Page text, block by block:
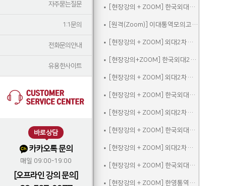
자주묻는질문
1:1문의
전화문의안내
유용한사이트
바로상담
카카오톡 문의
매일 09:00-19:00
[오프라인 강의 문의]
[현장강의 + ZOOM] 한국외대2차실전통역모의고사A
[원격(Zoom)] 이대통역모의고사B
[현장강의 + ZOOM] 외대2차모의고사A
[현장강의+ZOOM] 한국외대2차실전통역모의고사B
[현장강의 + ZOOM] 외대2차모의고사B
[현장강의 + ZOOM] 한국외대2차실전통역모의고사C
[현장강의 + ZOOM] 외대2차모의고사C
[현장강의 + ZOOM] 한국외대2차실전통역모의고사A_참관
[현장강의 + ZOOM] 외대2차모의고사D
[현장강의 + ZOOM] 한국외대2차실전통역모의고사B_참관
[현장강의 + ZOOM] 한영통역집중